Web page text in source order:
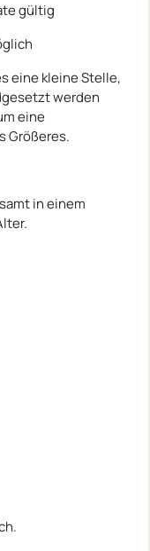
gültig
eine kleine Stelle,
werden
eine
Größeres.
in einem